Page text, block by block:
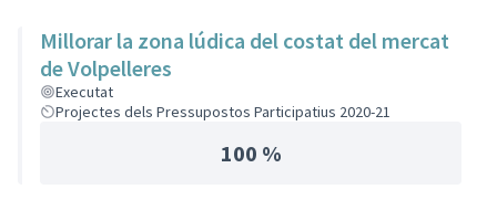
Millorar la zona lúdica del costat del mercat
de Volpelleres
Executat
Projectes dels Pressupostos Participatius 2020-21
100 %